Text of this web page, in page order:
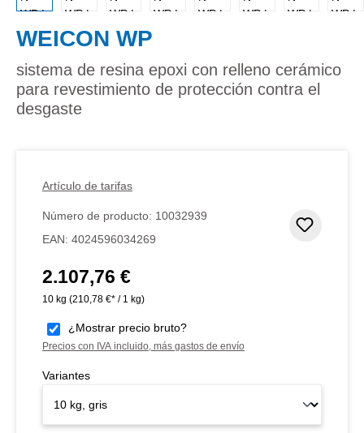
WEICON WP
sistema de resina epoxi con relleno cerámico
para revestimiento de protección contra el
desgaste
Artículo de tarifas
Número de producto: 10032939
EAN: 4024596034269
Precio normal:
2.107,76 €
10 kg (210,78 €* / 1 kg)
¿Mostrar precio bruto?
Precios con IVA incluido, más gastos de envío
Variantes